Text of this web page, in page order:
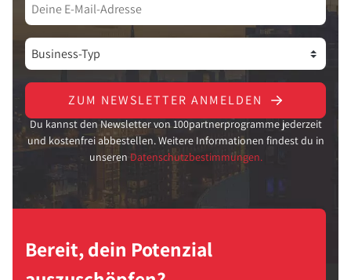
ZUM NEWSLETTER ANMELDEN
Du kannst den Newsletter von 100partnerprogramme jederzeit
und kostenfrei abbestellen. Weitere Informationen findest du in
unseren Datenschutzbestimmungen.
Bereit, dein Potenzial